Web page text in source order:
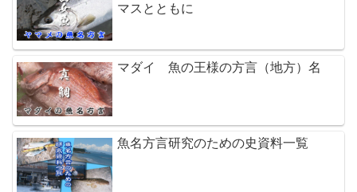
マスとともに
マダイ 魚の王様の方言（地方）名
魚名方言研究のための史資料一覧